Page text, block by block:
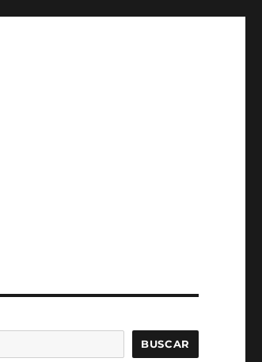
BUSCAR